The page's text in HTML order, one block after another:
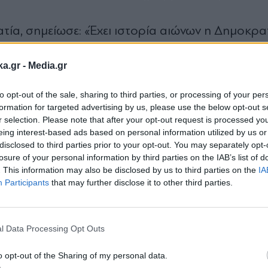
- Media.gr
opt-out of the sale, sharing to third parties, or processing of your
for targeted advertising by us, please use the below opt-out
selection. Please note that after your opt-out request is processed
interest-based ads based on personal information utilized by us
to third parties prior to your opt-out. You may separately
of your personal information by third parties on the IAB’s list of
This information may also be disclosed by us to third parties on the
Participants that may further disclose it to other third parties.
Data Processing Opt Outs
opt-out of the Sharing of my personal data.
σημείωσε: «Έχει ιστορία αιώνων η
είναι σύγχρονες και τις νιώθουμε
ουσία. Η σύγχρονη δημοκρατία μοιάζει με
Όχι μόνο στις αρετές της, αλλά και
που της προσφέρουν τα περισσότερα.
τον Αριστείδη. Καθαίρεσε τον Περικλή. Πολύ
Καταψήφισε τον Ελευθέριο
είναι το τίμημα της ελευθερίας. Της
δεν θα είχε καταδικάσει σε θάνατο τον
ρισκάρει την αδικία ακριβώς επειδή
ο ίδιος αέρας της ελευθερίας που άλλοτε
newsletter